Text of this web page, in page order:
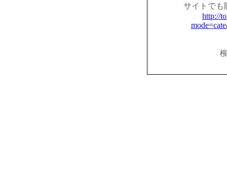
サイトでも
http://